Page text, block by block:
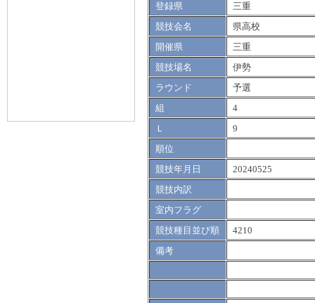
登録県
三重
競技会名
県高校
開催県
三重
競技場名
伊勢
ラウンド
予選
組
4
Ｌ
9
順位
競技年月日
20240525
競技内訳
室内フラグ
競技種目並び順
4210
備考